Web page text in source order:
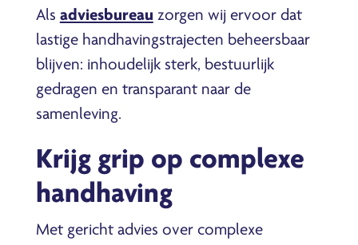
Als adviesbureau zorgen wij ervoor dat
lastige handhavingstrajecten beheersbaar
blijven: inhoudelijk sterk, bestuurlijk
gedragen en transparant naar de
samenleving.
Krijg grip op complexe
handhaving
Met gericht advies over complexe